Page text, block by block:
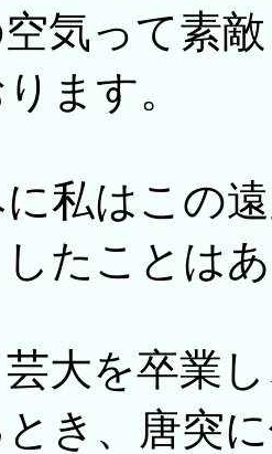
気って素
ます。
私はこの
たことは
大を卒業
き、唐突